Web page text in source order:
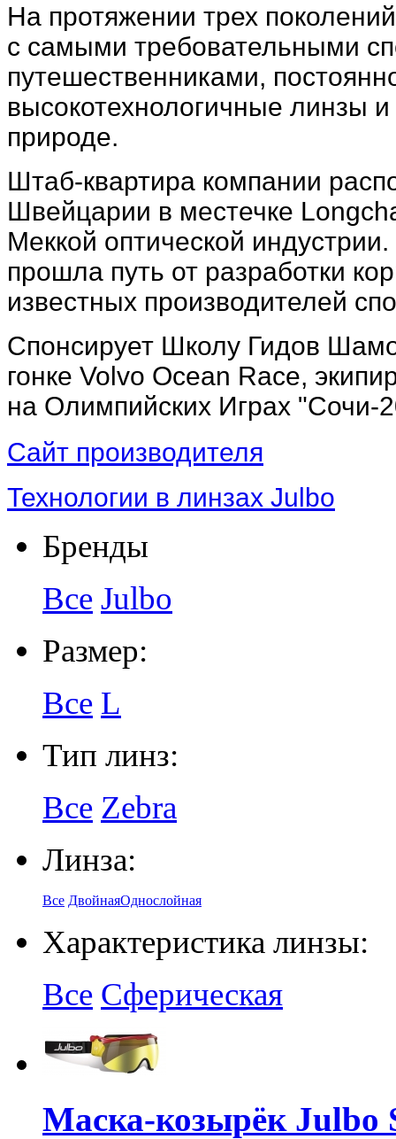
На протяжении трех
с самыми требовательными
путешественниками,
высокотехнологичные линзы
природе.
Штаб-квартира компании
Швейцарии в местечке
Меккой оптической
прошла путь от разработки
известных производителей
Спонсирует Школу Гидов
гонке Volvo Ocean Race,
на Олимпийских Играх "Сочи-
Сайт производителя
Технологии в линзах Julbo
Бренды
Все Julbo
Размер:
Все L
Тип линз:
Все Zebra
Линза:
Все ДвойнаяОднослойная
Характеристика линзы:
Все Сферическая
Маска-козырёк Julbo